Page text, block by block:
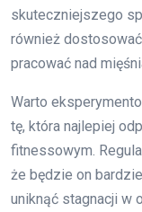
skuteczniejszego
również
pracować nad
Warto
tę, która najlepiej
fitnessowym.
że będzie on
uniknąć stagnacji w